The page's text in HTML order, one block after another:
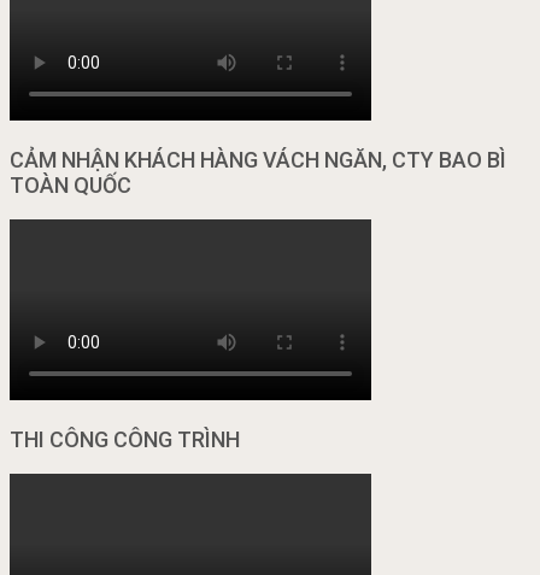
CẢM NHẬN KHÁCH HÀNG VÁCH NGĂN, CTY BAO BÌ
TOÀN QUỐC
THI CÔNG CÔNG TRÌNH